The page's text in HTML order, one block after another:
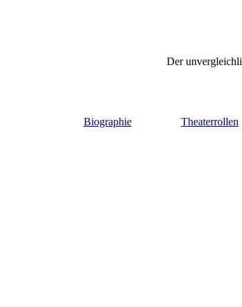
Der
Biographie Theaterrollen